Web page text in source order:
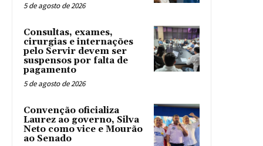
5 de agosto de 2026
Consultas, exames,
cirurgias e internações
pelo Servir devem ser
suspensos por falta de
pagamento
5 de agosto de 2026
Convenção oficializa
Laurez ao governo, Silva
Neto como vice e Mourão
ao Senado